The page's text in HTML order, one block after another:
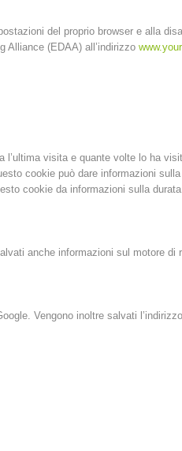
del proprio browser e alla
Alliance (EDAA) all’indirizzo
l’ultima visita e quante volte lo ha
cookie può dare informazioni
cookie da informazioni sulla
anche informazioni sul motore di
Vengono inoltre salvati